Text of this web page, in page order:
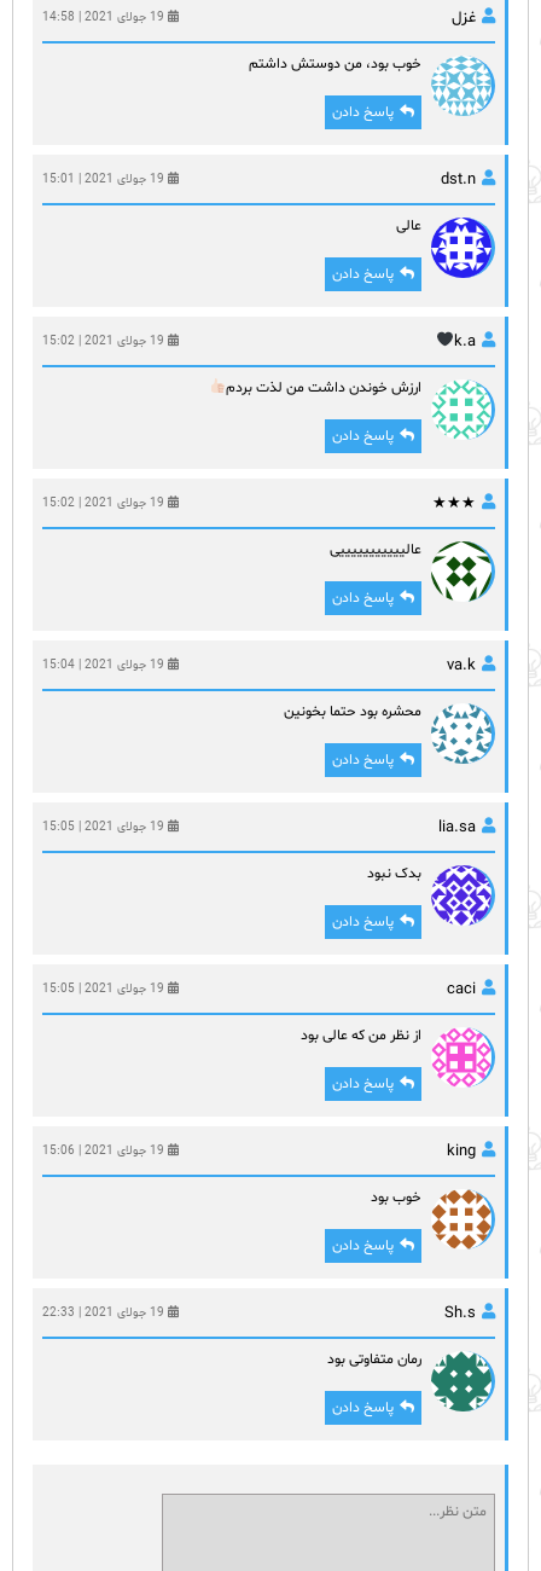
غزل 19 جولای 2021 | 14:58
خوب بود، من دوستش داشتم
پاسخ دادن
dst.n 19 جولای 2021 | 15:01
عالی
پاسخ دادن
k.a 19 جولای 2021 | 15:02
ارزش خوندن داشت من لذت بردم
پاسخ دادن
★★★ 19 جولای 2021 | 15:02
عالیییییییییییی
پاسخ دادن
va.k 19 جولای 2021 | 15:04
محشره بود حتما بخونین
پاسخ دادن
lia.sa 19 جولای 2021 | 15:05
بدک نبود
پاسخ دادن
caci 19 جولای 2021 | 15:05
از نظر من که عالی بود
پاسخ دادن
king 19 جولای 2021 | 15:06
خوب بود
پاسخ دادن
Sh.s 19 جولای 2021 | 22:33
رمان متفاوتی بود
پاسخ دادن